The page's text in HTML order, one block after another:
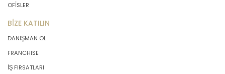
OFİSLER
BİZE KATILIN
DANIŞMAN OL
FRANCHISE
İŞ FIRSATLARI